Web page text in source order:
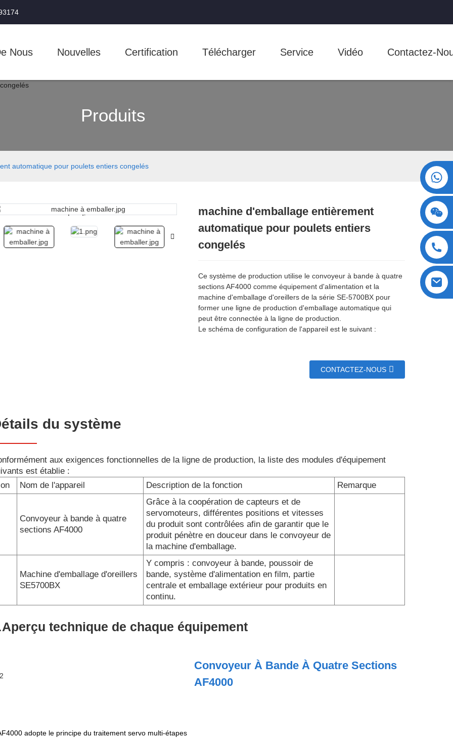
Nous Nouvelles Certification Télécharger Service Vidéo Contactez-
Produits
automatique pour poulets entiers congelés
Loading...
Loading... Loading...
Loading...
machine d'emballage entièrement
automatique pour poulets entiers
congelés
Ce système de production utilise le convoyeur à bande à quatre
sections AF4000 comme équipement d'alimentation et la
machine d'emballage d'oreillers de la série SE-5700BX pour
former une ligne de production d'emballage automatique qui
peut être connectée à la ligne de production.
Le schéma de configuration de l'appareil est le suivant :
CONTACTEZ-NOUS
du système
aux exigences fonctionnelles de la ligne de production, la liste des modules d'équipement
est établie :
Nom de l'appareil Description de la fonction Remarque
Convoyeur à bande à quatre
sections AF4000
Grâce à la coopération de capteurs et de
servomoteurs, différentes positions et vitesses
du produit sont contrôlées afin de garantir que le
produit pénètre en douceur dans le convoyeur de
la machine d'emballage.
Machine d'emballage d'oreillers
SE5700BX
Y compris : convoyeur à bande, poussoir de
bande, système d'alimentation en film, partie
centrale et emballage extérieur pour produits en
continu.
Aperçu technique de chaque équipement
Convoyeur À Bande À Quatre Sections
AF4000
adopte le principe du traitement servo multi-étapes